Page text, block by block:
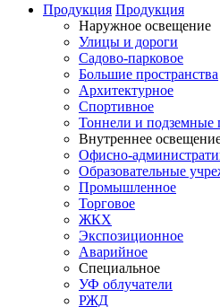
Продукция Продукция
Наружное освещение
Улицы и дороги
Садово-парковое
Большие пространства
Архитектурное
Спортивное
Тоннели и подземные
Внутреннее
Офисно-
Образовательные
Промышленное
Торговое
ЖКХ
Экспозиционное
Аварийное
Специальное
УФ облучатели
РЖД